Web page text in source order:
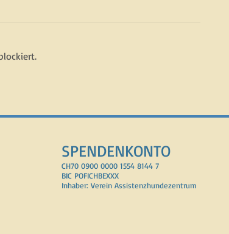
SPENDENKONTO
CH70 0900 0000 1554 8144 7
BIC POFICHBEXXX
Inhaber: Verein Assistenzhundezentrum